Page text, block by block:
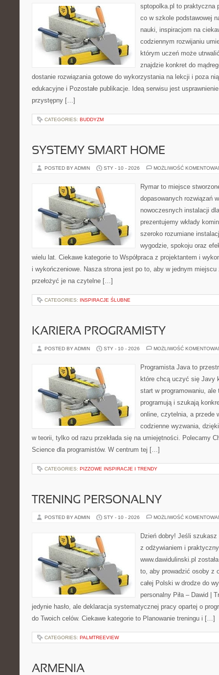
sptopolka.pl to praktyczna
co w szkole podstawowej
nauki, inspiracjom na
codziennym rozwijaniu
którym uczeń może
znajdzie konkret do
dostanie rozwiązania gotowe do wykorzystania na lekcji i poza
edukacyjne i Pozostałe publikacje. Ideą serwisu jest
przystępny […]
CATEGORIES: BUDDYZM
SYSTEMY SMART HOME
POSTED BY ADMIN STY - 10 - 2026 MOŻLIWOŚĆ
Rymar to miejsce
dopasowanych rozwiązań
nowoczesnych instalacji
prezentujemy wkłady
szeroko rozumiane
wygodzie, spokoju oraz
wielu lat. Ciekawe kategorie to Współpraca z projektantem i
i wykończeniowe. Nasza strona jest po to, aby w jednym miejscu
przełożyć je na czytelne […]
CATEGORIES: INSPIRACJE ŚLUBNE
KARIERA PROGRAMISTY
POSTED BY ADMIN STY - 10 - 2026 MOŻLIWOŚĆ
Programista Java to
które chcą uczyć się Javy
start w programowaniu,
programują i szukają
online, czytelnia, a przede
codzienne wyzwania,
w teorii, tylko od razu przekłada się na umiejętności. Polecamy
Science dla programistów. W centrum tej […]
CATEGORIES: PIZZOWE INSPIRACJE I TRENDY
TRENING PERSONALNY
POSTED BY ADMIN STY - 10 - 2026 MOŻLIWOŚĆ
Dzień dobry! Jeśli
z odżywianiem i
www.dawidulinski.pl
to, aby prowadzić osoby z
całej Polski w drodze do
personalny Piła – Dawid |
jedynie hasło, ale deklaracja systematycznej pracy opartej o
do Twoich celów. Ciekawe kategorie to Planowanie treningu i […]
CATEGORIES: PALMTREEVIEW
ARMENIA